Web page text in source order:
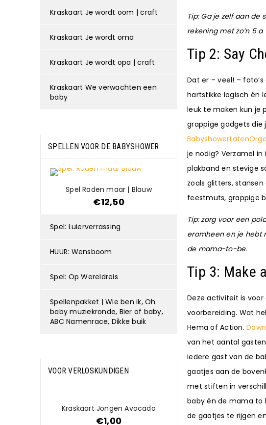
Kraskaart Je wordt oom | craft
Kraskaart Je wordt oma
Kraskaart Je wordt opa | craft
Kraskaart We verwachten een
baby
SPELLEN VOOR DE BABYSHOWER
Spel Raden maar | Blauw
€12,50
Spel: Luierverrassing
HUUR: Wensboom
Spel: Op Wereldreis
Spellenpakket | Wie ben ik, Oh
baby muziekronde, Bier of baby,
ABC Namenrace, Dikke buik
VOOR VERLOSKUNDIGEN
Kraskaart Jongen Avocado
€1,00
Tip: Ga je zelf aan de
rekening met zo’n 5
Tip 2: Say
Dat er – veel! –
hartstikke logisch én
leuk te maken kun je
grappige gadgets
je nodig? Verzamel
plakband en stevige
zoals glitters,
feestmuts, grappige
Tip: zorg voor een
eromheen en je hebt
de mama-to-be.
Tip 3: Make
Deze activiteit is
voorbereiding. Wat
Hema of Action.
van het aantal
iedere gast van de
gaatjes aan de
met stiften in
baby én de mama to
de gaatjes te rijgen